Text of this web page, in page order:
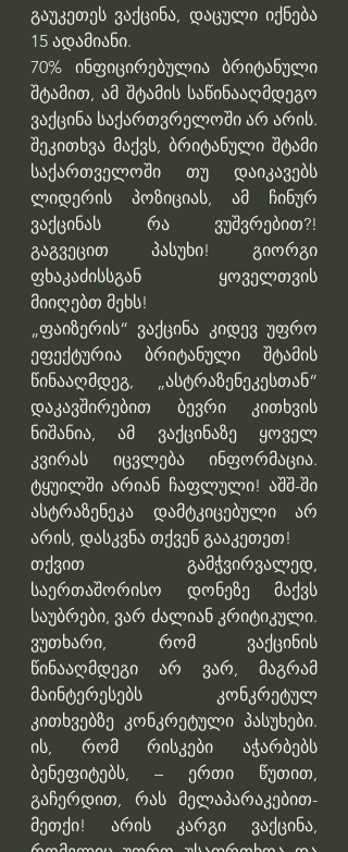
გაუკეთეს ვაქცინა, დაცული იქნება
15 ადამიანი.
70% ინფიცირებულია ბრიტანული
შტამით, ამ შტამის საწინააღმდეგო
ვაქცინა საქართვრელოში არ არის.
შეკითხვა მაქვს, ბრიტანული შტამი
საქართველოში თუ დაიკავებს
ლიდერის პოზიციას, ამ ჩინურ
ვაქცინას რა ვუშვრებით?!
გაგვეცით პასუხი! გიორგი
ფხაკაძისსგან ყოველთვის
მიიღებთ მეხს!
„ფაიზერის“ ვაქცინა კიდევ უფრო
ეფექტურია ბრიტანული შტამის
წინააღმდეგ, „ასტრაზენეკესთან“
დაკავშირებით ბევრი კითხვის
ნიშანია, ამ ვაქცინაზე ყოველ
კვირას იცვლება ინფორმაცია.
ტყუილში არიან ჩაფლული! აშშ-ში
ასტრაზენეკა დამტკიცებული არ
არის, დასკვნა თქვენ გააკეთეთ!
თქვით გამჭვირვალედ,
საერთაშორისო დონეზე მაქვს
საუბრები, ვარ ძალიან კრიტიკული.
ვუთხარი, რომ ვაქცინის
წინააღმდეგი არ ვარ, მაგრამ
მაინტერესებს კონკრეტულ
კითხვებზე კონკრეტული პასუხები.
ის, რომ რისკები აჭარბებს
ბენეფიტებს, – ერთი წუთით,
გაჩერდით, რას მელაპარაკებით-
მეთქი! არის კარგი ვაქცინა,